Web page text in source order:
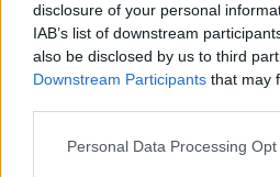
disclosure of your personal
IAB’s list of downstream
also be disclosed by us to third
Downstream Participants that may
Personal Data Processing
01/04/2022
Le evoluzioni dell'adv
video online